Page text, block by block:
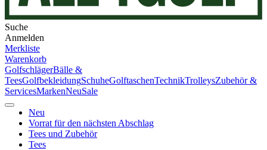
Suche
Anmelden
Merkliste
Warenkorb
GolfschlägerBälle &
TeesGolfbekleidungSchuheGolftaschenTechnikTrolleysZubehör &
ServicesMarkenNeuSale
Neu
Vorrat für den nächsten Abschlag
Tees und Zubehör
Tees